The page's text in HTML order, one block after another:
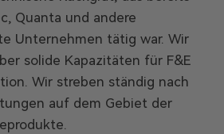
Quanta und andere
Unternehmen tätig war. Wir
solide Kapazitäten für F&E
Wir streben ständig nach
auf dem Gebiet der